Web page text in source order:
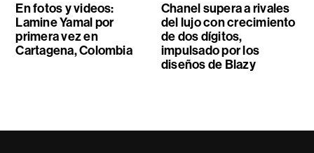
En fotos y videos:
Lamine Yamal por
primera vez en
Cartagena, Colombia
Chanel supera a rivales
del lujo con crecimiento
de dos dígitos,
impulsado por los
diseños de Blazy